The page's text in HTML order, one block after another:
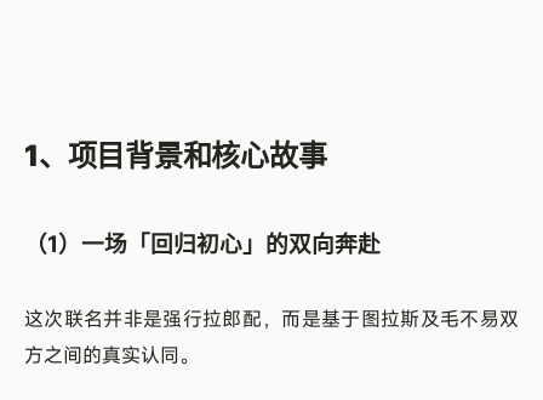
1、项目背景和核心故事
（1）一场「回归初心」的双向奔赴
这次联名并非是强行拉郎配，而是基于图拉斯及毛不易双
方之间的真实认同。